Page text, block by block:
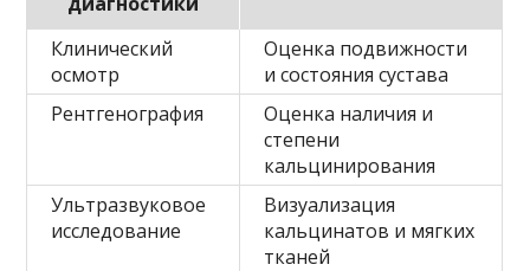
Клинический
осмотр
Оценка подвижности
и состояния сустава
Рентгенография
Оценка наличия и
степени
кальцинирования
Ультразвуковое
исследование
Визуализация
кальцинатов и мягких
тканей